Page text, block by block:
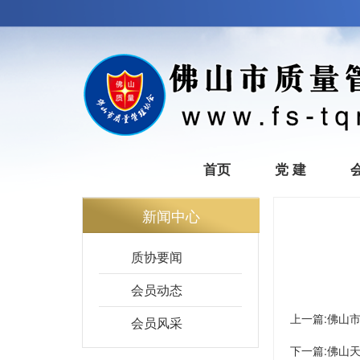
首页 党 建
新闻中心
质协要闻
会员动态
会员风采
上一篇:佛山
下一篇:佛山